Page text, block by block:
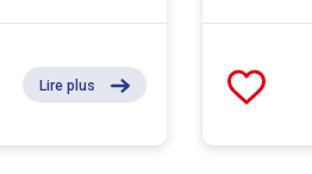
Lire plus